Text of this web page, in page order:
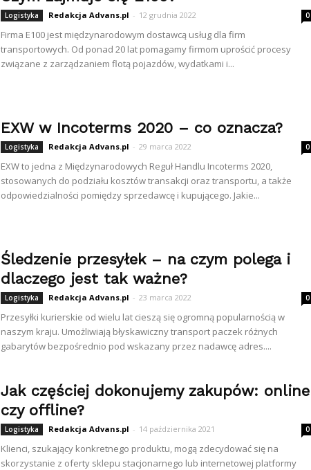
Logistyka Redakcja Advans.pl - 12 grudnia 2022 0
Firma E100 jest międzynarodowym dostawcą usług dla firm
transportowych. Od ponad 20 lat pomagamy firmom uprościć procesy
związane z zarządzaniem flotą pojazdów, wydatkami i...
EXW w Incoterms 2020 – co oznacza?
Logistyka Redakcja Advans.pl - 29 marca 2022 0
EXW to jedna z Międzynarodowych Reguł Handlu Incoterms 2020,
stosowanych do podziału kosztów transakcji oraz transportu, a także
odpowiedzialności pomiędzy sprzedawcę i kupującego. Jakie...
Śledzenie przesyłek – na czym polega i
dlaczego jest tak ważne?
Logistyka Redakcja Advans.pl - 23 marca 2022 0
Przesyłki kurierskie od wielu lat cieszą się ogromną popularnością w
naszym kraju. Umożliwiają błyskawiczny transport paczek różnych
gabarytów bezpośrednio pod wskazany przez nadawcę adres....
Jak częściej dokonujemy zakupów: online
czy offline?
Logistyka Redakcja Advans.pl - 14 października 2021 0
Klienci, szukający konkretnego produktu, mogą zdecydować się na
skorzystanie z oferty sklepu stacjonarnego lub internetowej platformy